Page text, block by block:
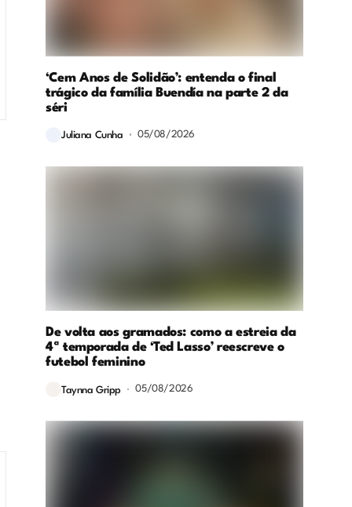
‘Cem Anos de Solidão’: entenda o final
trágico da família Buendía na parte 2 da
séri
Juliana Cunha 05/08/2026
De volta aos gramados: como a estreia da
4ª temporada de ‘Ted Lasso’ reescreve o
futebol feminino
Taynna Gripp 05/08/2026